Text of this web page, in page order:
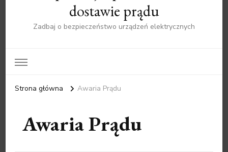
dostawie prądu
Zadbaj o bezpieczeństwo urządzeń elektrycznych
Strona główna Awaria Prądu
Awaria Prądu